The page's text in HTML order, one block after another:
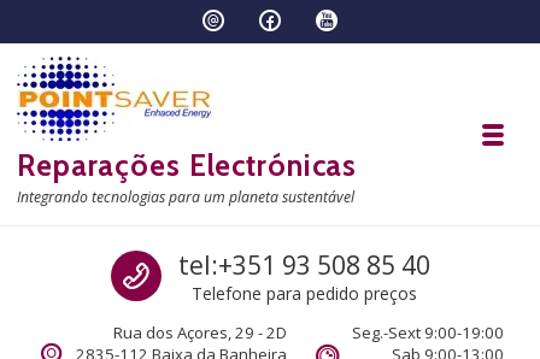
Reparações Electrónicas
Integrando tecnologias para um planeta sustentável
Call us
tel:+351 93 508 85 40
Telefone para pedido preços
Rua dos Açores, 29 - 2D
2835-112 Baixa da Banheira
Seg.-Sext 9:00-19:00
Sab 9:00-13:00